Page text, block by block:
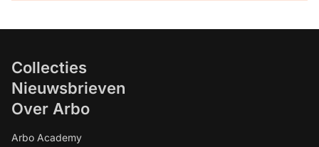
Collecties
Nieuwsbrieven
Over Arbo
Arbo Academy